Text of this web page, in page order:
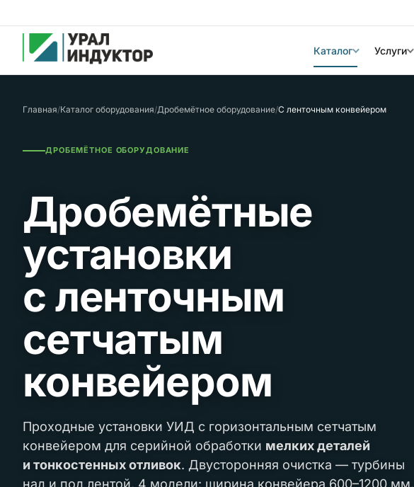
Каталог Услуги
Главная/Каталог оборудования/Дробемётное оборудование/С ленточным конвейером
ДРОБЕМЁТНОЕ ОБОРУДОВАНИЕ
Дробемётные
установки
с ленточным
сетчатым
конвейером
Проходные установки УИД с горизонтальным сетчатым
конвейером для серийной обработки мелких деталей
и тонкостенных отливок. Двусторонняя очистка — турбины
над и под лентой. 4 модели: ширина конвейера 600–1200 мм.